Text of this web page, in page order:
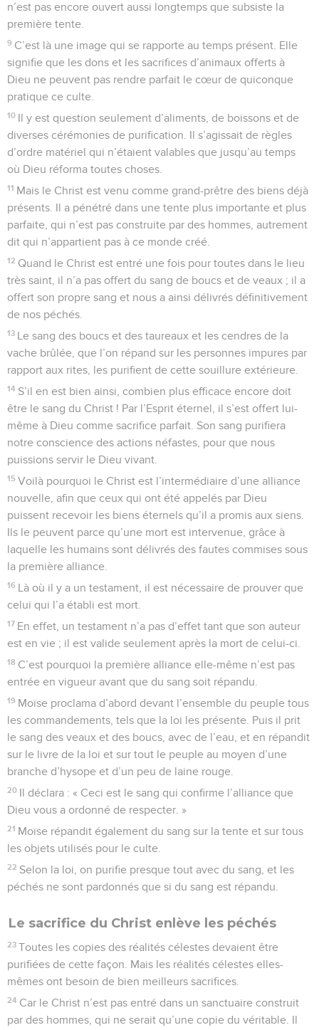
n’est pas encore ouvert aussi longtemps que subsiste la
première tente.
9 C’est là une image qui se rapporte au temps présent. Elle
signifie que les dons et les sacrifices d’animaux offerts à
Dieu ne peuvent pas rendre parfait le cœur de quiconque
pratique ce culte.
10 Il y est question seulement d’aliments, de boissons et de
diverses cérémonies de purification. Il s’agissait de règles
d’ordre matériel qui n’étaient valables que jusqu’au temps
où Dieu réforma toutes choses.
11 Mais le Christ est venu comme grand-prêtre des biens déjà
présents. Il a pénétré dans une tente plus importante et plus
parfaite, qui n’est pas construite par des hommes, autrement
dit qui n’appartient pas à ce monde créé.
12 Quand le Christ est entré une fois pour toutes dans le lieu
très saint, il n’a pas offert du sang de boucs et de veaux ; il a
offert son propre sang et nous a ainsi délivrés définitivement
de nos péchés.
13 Le sang des boucs et des taureaux et les cendres de la
vache brûlée, que l’on répand sur les personnes impures par
rapport aux rites, les purifient de cette souillure extérieure.
14 S’il en est bien ainsi, combien plus efficace encore doit
être le sang du Christ ! Par l’Esprit éternel, il s’est offert lui-
même à Dieu comme sacrifice parfait. Son sang purifiera
notre conscience des actions néfastes, pour que nous
puissions servir le Dieu vivant.
15 Voilà pourquoi le Christ est l’intermédiaire d’une alliance
nouvelle, afin que ceux qui ont été appelés par Dieu
puissent recevoir les biens éternels qu’il a promis aux siens.
Ils le peuvent parce qu’une mort est intervenue, grâce à
laquelle les humains sont délivrés des fautes commises sous
la première alliance.
16 Là où il y a un testament, il est nécessaire de prouver que
celui qui l’a établi est mort.
17 En effet, un testament n’a pas d’effet tant que son auteur
est en vie ; il est valide seulement après la mort de celui-ci.
18 C’est pourquoi la première alliance elle-même n’est pas
entrée en vigueur avant que du sang soit répandu.
19 Moïse proclama d’abord devant l’ensemble du peuple tous
les commandements, tels que la loi les présente. Puis il prit
le sang des veaux et des boucs, avec de l’eau, et en répandit
sur le livre de la loi et sur tout le peuple au moyen d’une
branche d’hysope et d’un peu de laine rouge.
20 Il déclara : « Ceci est le sang qui confirme l’alliance que
Dieu vous a ordonné de respecter. »
21 Moïse répandit également du sang sur la tente et sur tous
les objets utilisés pour le culte.
22 Selon la loi, on purifie presque tout avec du sang, et les
péchés ne sont pardonnés que si du sang est répandu.
Le sacrifice du Christ enlève les péchés
23 Toutes les copies des réalités célestes devaient être
purifiées de cette façon. Mais les réalités célestes elles-
mêmes ont besoin de bien meilleurs sacrifices.
24 Car le Christ n’est pas entré dans un sanctuaire construit
par des hommes, qui ne serait qu’une copie du véritable. Il